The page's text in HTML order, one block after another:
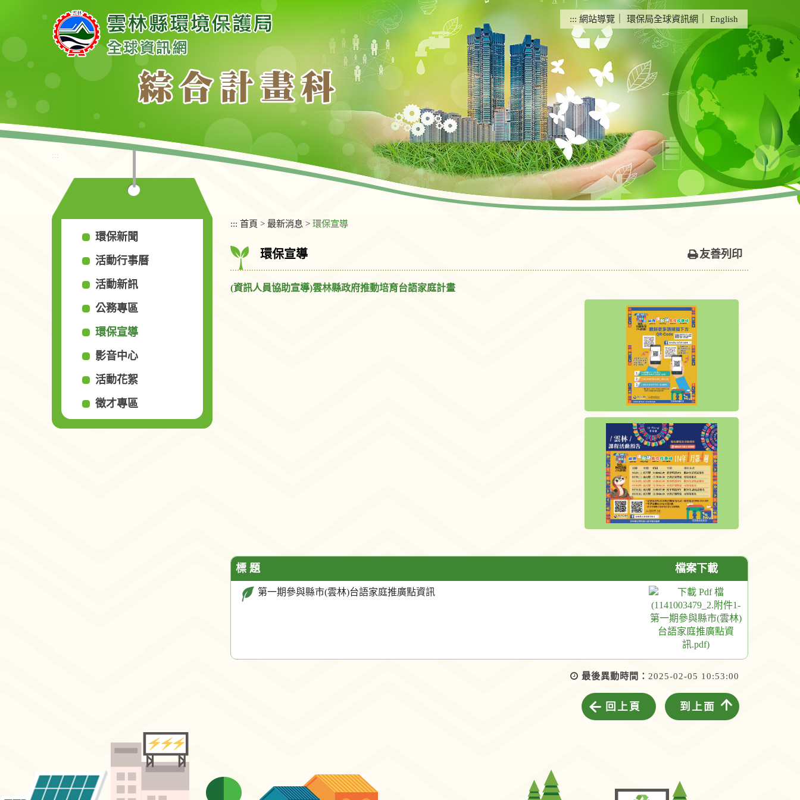
要
內
塊
::: 網站導覽 環保局全球資訊網 English
:::
環保新聞
活動行事曆
活動新訊
公務專區
環保宣導
影音中心
活動花絮
徵才專區
::: 首頁 > 最新消息 > 環保宣導
環保宣導 友善列印
(資訊人員協助宣導)雲林縣政府推動培育台語家庭計畫
標 題 檔案下載
第一期參與縣市(雲林)台語家庭推廣點資訊
最後異動時間： 2025-02-05 10:53:00
回上頁 到上面